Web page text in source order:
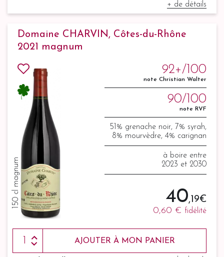
+ de détails
Domaine CHARVIN, Côtes-du-Rhône
2021 magnum
150 cl magnum
92+/100
note Christian Walter
90/100
note RVF
51% grenache noir, 7% syrah,
8% mourvèdre, 4% carignan
à boire entre
2023 et 2030
40,19 €
0,60 € fidélité
AJOUTER À MON PANIER